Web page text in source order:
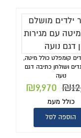
קומפלט כולל מיטה,
ושולחן כתיבה דגם
נועה
₪
₪9,970
כולל מעמ
הוספה לסל